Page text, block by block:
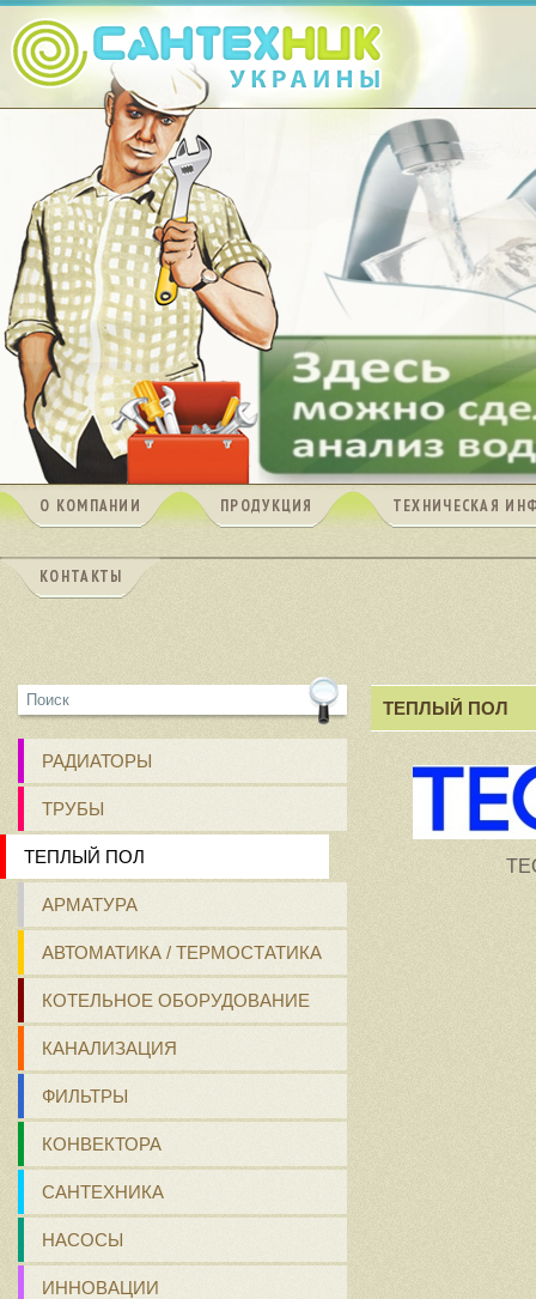
О КОМПАНИИ ПРОДУКЦИЯ ТЕХНИЧЕСКАЯ
КОНТАКТЫ
РАДИАТОРЫ
ТРУБЫ
ТЕПЛЫЙ ПОЛ
АРМАТУРА
АВТОМАТИКА / ТЕРМОСТАТИКА
КОТЕЛЬНОЕ ОБОРУДОВАНИЕ
КАНАЛИЗАЦИЯ
ФИЛЬТРЫ
КОНВЕКТОРА
САНТЕХНИКА
НАСОСЫ
ИННОВАЦИИ
ТЕПЛЫЙ ПОЛ